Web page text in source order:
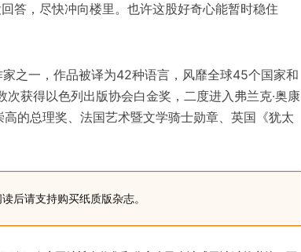
答，尽快冲向楼里。也许这股好奇心能暂时稳住
之一，作品被译为42种语言，风靡全球45个国家和
获得以色列出版协会白金奖，二度进入弗兰克·奥康
的总理奖、法国艺术暨文学骑士勋章、英国《犹太
后请支持购买纸质版杂志。